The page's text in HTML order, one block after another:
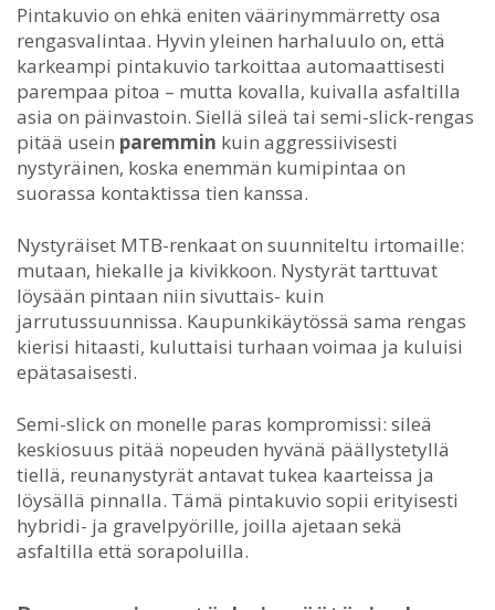
Pintakuvio on ehkä eniten väärinymmärretty osa
rengasvalintaa. Hyvin yleinen harhaluulo on, että
karkeampi pintakuvio tarkoittaa automaattisesti
parempaa pitoa – mutta kovalla, kuivalla asfaltilla
asia on päinvastoin. Siellä sileä tai semi-slick-rengas
pitää usein paremmin kuin aggressiivisesti
nystyräinen, koska enemmän kumipintaa on
suorassa kontaktissa tien kanssa.
Nystyräiset MTB-renkaat on suunniteltu irtomaille:
mutaan, hiekalle ja kivikkoon. Nystyrät tarttuvat
löysään pintaan niin sivuttais- kuin
jarrutussuunnissa. Kaupunkikäytössä sama rengas
kierisi hitaasti, kuluttaisi turhaan voimaa ja kuluisi
epätasaisesti.
Semi-slick on monelle paras kompromissi: sileä
keskiosuus pitää nopeuden hyvänä päällystetyllä
tiellä, reunanystyrät antavat tukea kaarteissa ja
löysällä pinnalla. Tämä pintakuvio sopii erityisesti
hybridi- ja gravelpyörille, joilla ajetaan sekä
asfaltilla että sorapoluilla.